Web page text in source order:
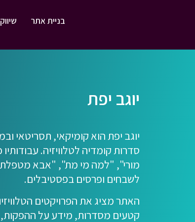
בניית אתר
יוגב יפת
יוגב יפת הוא קומיקאי, תסריטאי
סדרות קומדיה לטלוויזיה.
מורי", "למה מי מת", "אבא
לשבחים ופרסים בפסטיבלים.
האתר מציג את הפרויקטים
קטעים מסדרות, מידע על ההפקות,